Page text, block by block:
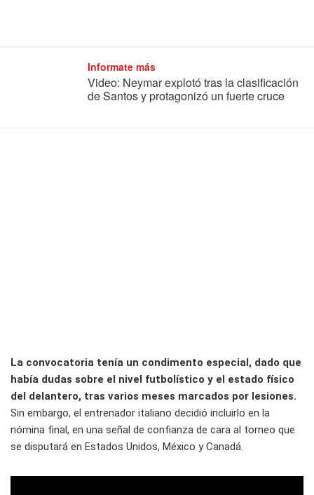
Informate más
Video: Neymar explotó tras la clasificación
de Santos y protagonizó un fuerte cruce
La convocatoria tenía un condimento especial, dado que
había dudas sobre el nivel futbolístico y el estado físico
del delantero, tras varios meses marcados por lesiones.
Sin embargo, el entrenador italiano decidió incluirlo en la
nómina final, en una señal de confianza de cara al torneo que
se disputará en Estados Unidos, México y Canadá.